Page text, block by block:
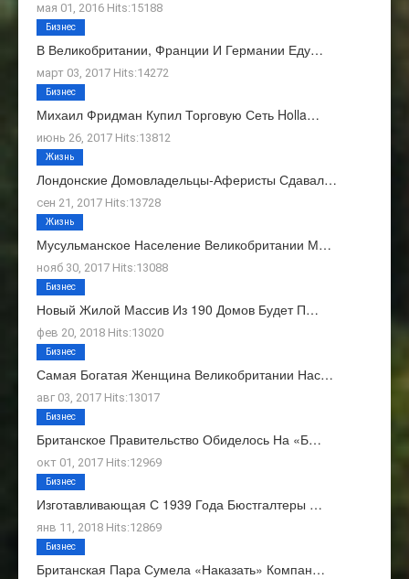
мая 01, 2016 Hits:15188
В Великобритании, Франции И Германии Еду…
март 03, 2017 Hits:14272
Бизнес
Михаил Фридман Купил Торговую Сеть Holla…
июнь 26, 2017 Hits:13812
Бизнес
Лондонские Домовладельцы-Аферисты Сдавал…
сен 21, 2017 Hits:13728
Жизнь
Мусульманское Население Великобритании М…
нояб 30, 2017 Hits:13088
Жизнь
Новый Жилой Массив Из 190 Домов Будет П…
фев 20, 2018 Hits:13020
Бизнес
Самая Богатая Женщина Великобритании Нас…
авг 03, 2017 Hits:13017
Бизнес
Британское Правительство Обиделось На «Б…
окт 01, 2017 Hits:12969
Бизнес
Изготавливающая С 1939 Года Бюстгалтеры …
янв 11, 2018 Hits:12869
Бизнес
Британская Пара Сумела «наказать» Компан…
Бизнес